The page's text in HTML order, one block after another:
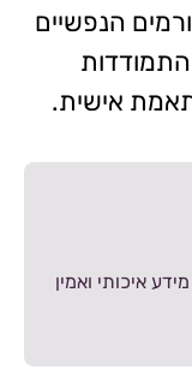
הנפשיים
אישית.
איכותי ואמין